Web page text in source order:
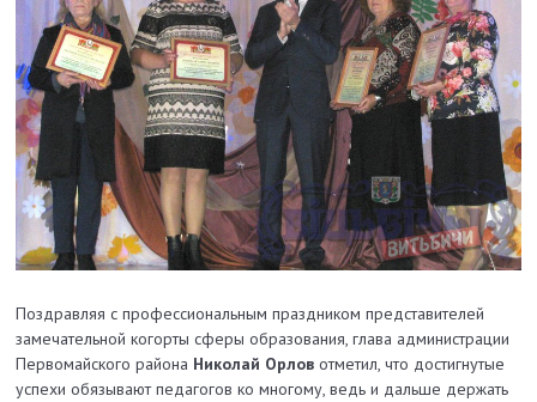
Поздравляя с профессиональным праздником представителей
замечательной когорты сферы образования, глава администрации
Первомайского района Николай Орловотметил, что достигнутые
успехи обязывают педагогов ко многому, ведь и дальше держать